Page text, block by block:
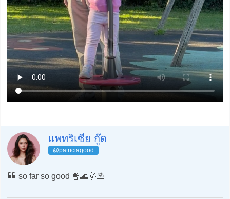
แพทริเซีย กู๊ด
@patriciagood
so far so good 🍿🌊🌞⛱️